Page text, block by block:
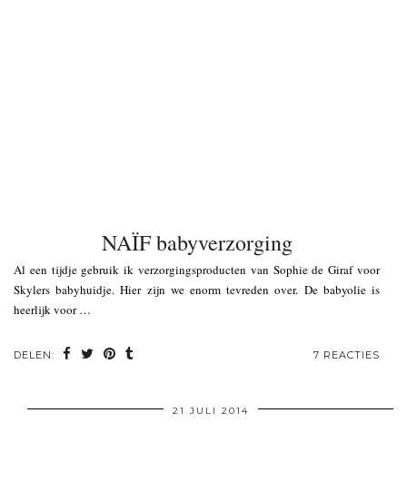
NAÏF babyverzorging
Al een tijdje gebruik ik verzorgingsproducten van Sophie de Giraf voor
Skylers babyhuidje. Hier zijn we enorm tevreden over. De babyolie is
heerlijk voor …
DELEN: 7 REACTIES
21 JULI 2014